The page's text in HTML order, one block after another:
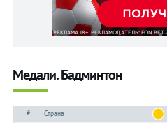
Букмекеры
Теннис
Бокс
Медали. Бадминтон
# Страна
Букмекеры
Теннис
Бокс